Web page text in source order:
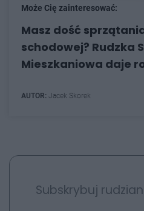
Może Cię zainteresować:
Masz dość
schodowej? Rudzka
Mieszkaniowa daje
AUTOR: Jacek Skorek
Subskrybuj